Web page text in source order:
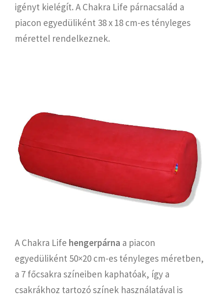
igényt kielégít. A Chakra Life párnacsalád a
piacon egyedüliként 38 x 18 cm-es tényleges
mérettel rendelkeznek.
A Chakra Life hengerpárna a piacon
egyedüliként 50×20 cm-es tényleges méretben,
a 7 főcsakra színeiben kaphatóak, így a
csakrákhoz tartozó színek használatával is